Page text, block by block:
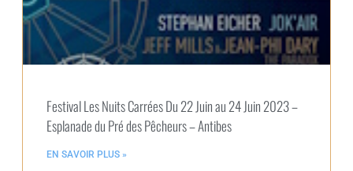
Festival Les Nuits Carrées Du 22 Juin au 24 Juin 2023 –
Esplanade du Pré des Pêcheurs – Antibes
EN SAVOIR PLUS »